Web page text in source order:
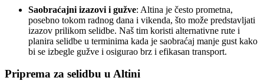
Saobraćajni izazovi i gužve: Altina je često prometna,
posebno tokom radnog dana i vikenda, što može predstavljati
izazov prilikom selidbe. Naš tim koristi alternativne rute i
planira selidbe u terminima kada je saobraćaj manje gust kako
bi se izbegle gužve i osigurao brz i efikasan transport.
Priprema za selidbu u Altini